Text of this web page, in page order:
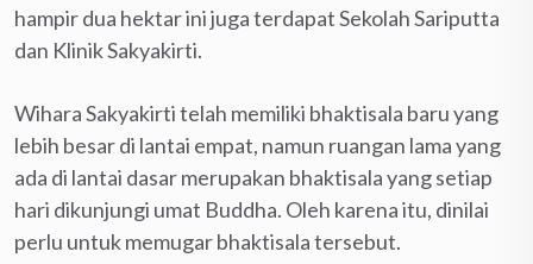
hampir dua hektar ini juga terdapat Sekolah Sariputta
dan Klinik Sakyakirti.
Wihara Sakyakirti telah memiliki bhaktisala baru yang
lebih besar di lantai empat, namun ruangan lama yang
ada di lantai dasar merupakan bhaktisala yang setiap
hari dikunjungi umat Buddha. Oleh karena itu, dinilai
perlu untuk memugar bhaktisala tersebut.